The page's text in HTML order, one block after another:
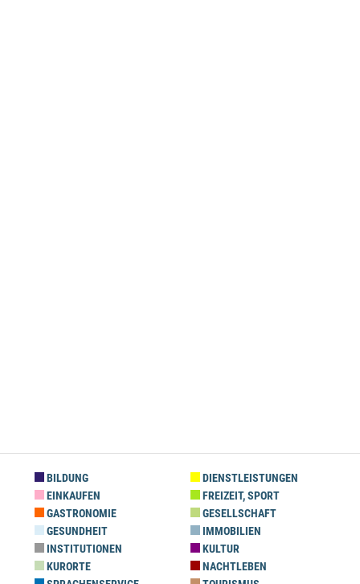
BILDUNG
DIENSTLEISTUNGEN
EINKAUFEN
FREIZEIT, SPORT
GASTRONOMIE
GESELLSCHAFT
GESUNDHEIT
IMMOBILIEN
INSTITUTIONEN
KULTUR
KURORTE
NACHTLEBEN